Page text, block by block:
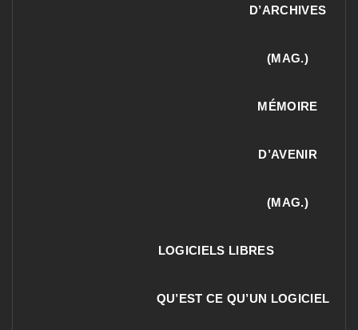
D’ARCHIVES
(MAG.)
MÉMOIRE
D’AVENIR
(MAG.)
LOGICIELS LIBRES
QU’EST CE QU’UN LOGICIEL